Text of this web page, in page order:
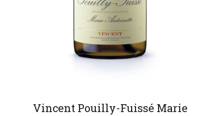
Vincent Pouilly-Fuissé Marie